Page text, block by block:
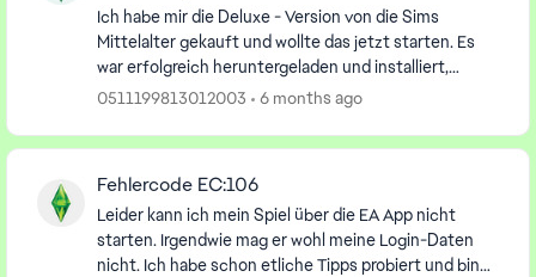
Ich habe mir die Deluxe - Version von die Sims
Mittelalter gekauft und wollte das jetzt starten. Es
war erfolgreich heruntergeladen und installiert,
allerdings kommt sofort eine Fehlermeldung. Es sta...
0511199813012003 6 months ago
Fehlercode EC:106
Leider kann ich mein Spiel über die EA App nicht
starten. Irgendwie mag er wohl meine Login-Daten
nicht. Ich habe schon etliche Tipps probiert und bin